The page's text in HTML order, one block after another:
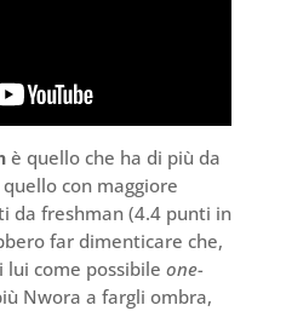
è quello che ha di più da
con maggiore
da freshman (4.4 punti in
far dimenticare che,
lui come possibile one-
Nwora a fargli ombra,